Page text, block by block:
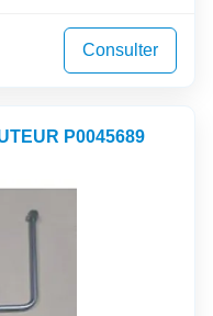
Consulter
P0045689